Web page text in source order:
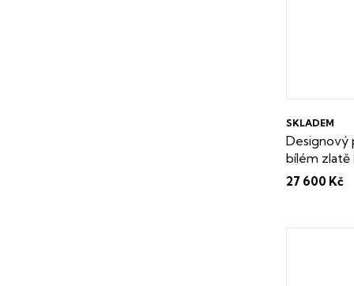
Designový
bílém zlatě
SKLADEM
27 600 Kč